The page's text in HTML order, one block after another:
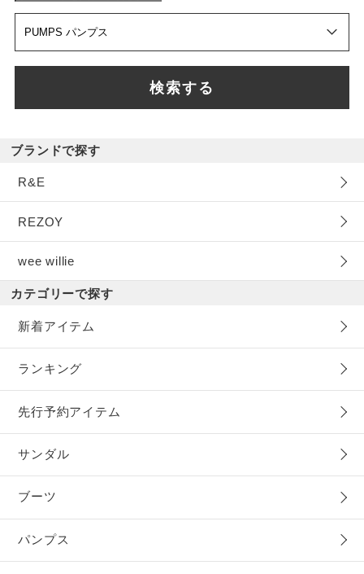
検索する
ブランドで探す
R&E
REZOY
wee willie
カテゴリーで探す
新着アイテム
ランキング
先行予約アイテム
サンダル
ブーツ
パンプス